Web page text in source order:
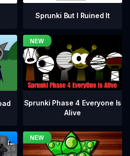
Sprunki But I Ruined It
Sprunki Phase 4 Everyone Is
Alive